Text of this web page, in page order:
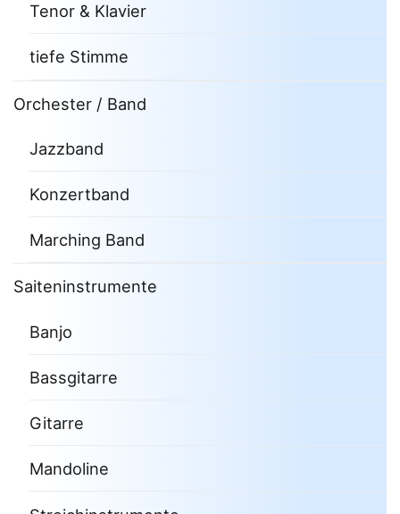
Tenor & Klavier
tiefe Stimme
Orchester / Band
Jazzband
Konzertband
Marching Band
Saiteninstrumente
Banjo
Bassgitarre
Gitarre
Mandoline